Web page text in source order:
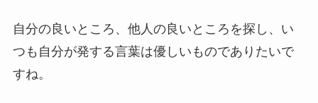
自分の良いところ、他人の良いところを探し、い
つも自分が発する言葉は優しいものでありたいで
すね。